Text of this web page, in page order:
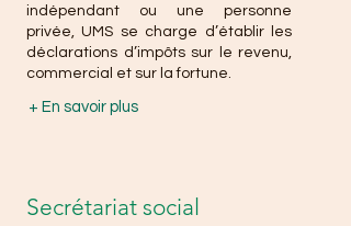
indépendant ou une personne
privée, UMS se charge d’établir les
déclarations d’impôts sur le revenu,
commercial et sur la fortune.
+ En savoir plus
Secrétariat social